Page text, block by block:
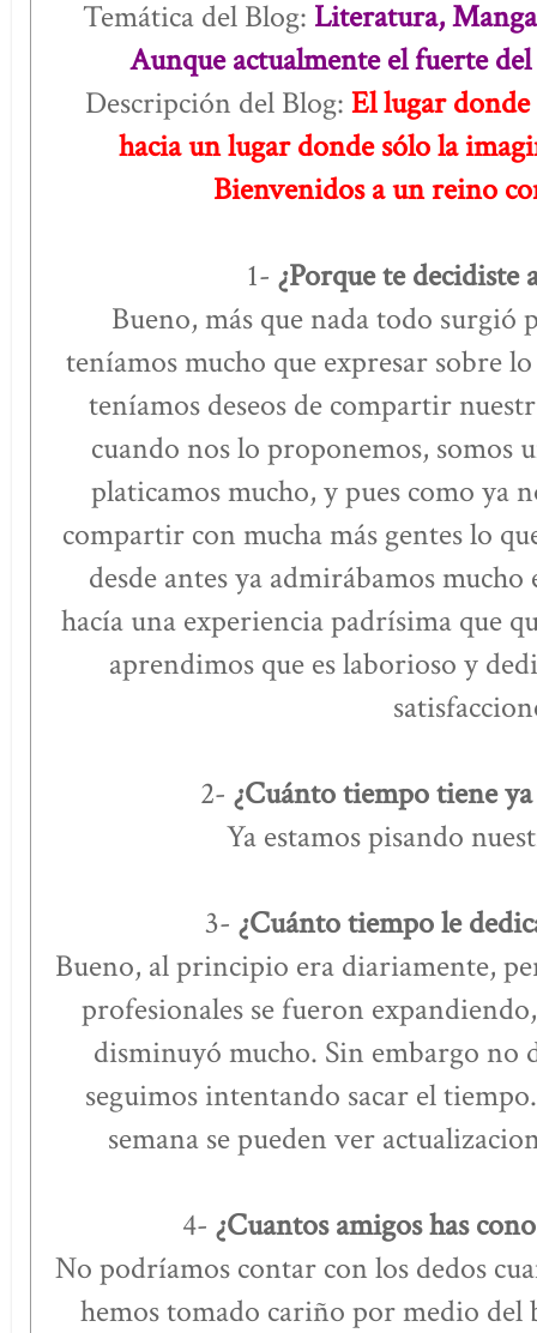
Temática del Blog: Literatura,
Aunque actualmente el fuerte
Descripción del Blog: El lugar
hacia un lugar donde sólo la
Bienvenidos a un reino
1- ¿Porque te decidiste
Bueno, más que nada todo surgió
teníamos mucho que expresar sobre
teníamos deseos de compartir
cuando nos lo proponemos, somos
platicamos mucho, y pues como ya
compartir con mucha más gentes lo
desde antes ya admirábamos
hacía una experiencia padrísima que
aprendimos que es laborioso y
2- ¿Cuánto tiempo tiene
Ya estamos pisando
3-¿Cuánto tiempo le
Bueno, al principio era diariamente,
profesionales se fueron
disminuyó mucho. Sin embargo no
seguimos intentando sacar el
semana se pueden ver
4- ¿Cuantos amigos has
No podríamos contar con los dedos
hemos tomado cariño por medio